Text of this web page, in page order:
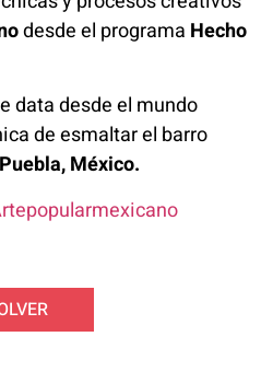
desde el programa Hecho
data desde el mundo
de esmaltar el barro
Puebla, México.